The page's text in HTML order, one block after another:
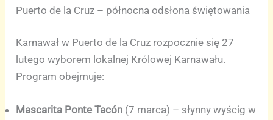
Puerto de la Cruz – północna odsłona świętowania
Karnawał w Puerto de la Cruz rozpocznie się 27
lutego wyborem lokalnej Królowej Karnawału.
Program obejmuje:
Mascarita Ponte Tacón (7 marca) – słynny wyścig w